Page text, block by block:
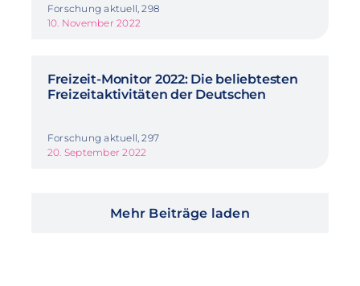
Forschung aktuell, 298
10. November 2022
Freizeit-Monitor 2022: Die beliebtesten
Freizeitaktivitäten der Deutschen
Forschung aktuell, 297
20. September 2022
Mehr Beiträge laden